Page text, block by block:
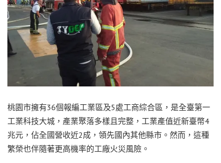
桃園市擁有36個報編工業區及5處工商綜合區，是全臺第一
工業科技大城，產業聚落多樣且完整，工業產值近新臺幣4
兆元，佔全國營收近2成，領先國內其他縣市。然而，這種
繁榮也伴隨著更高機率的工廠火災風險。